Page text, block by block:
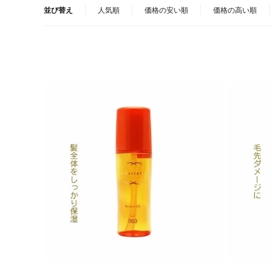
並び替え 人気順 価格の安い順 価格の高い順